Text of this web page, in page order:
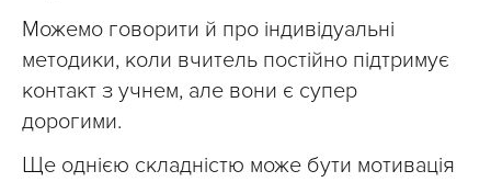
Можемо говорити й про індивідуальні
методики, коли вчитель постійно підтримує
контакт з учнем, але вони є супер
дорогими.
Ще однією складністю може бути мотивація